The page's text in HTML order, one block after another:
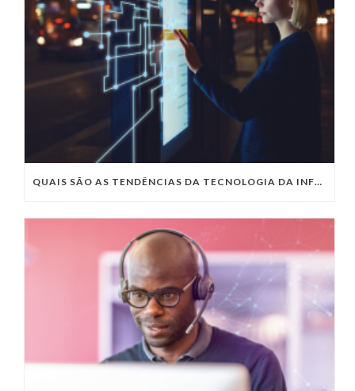
QUAIS SÃO AS TENDÊNCIAS DA TECNOLOGIA DA INFORMAÇÃO PARA 2023?